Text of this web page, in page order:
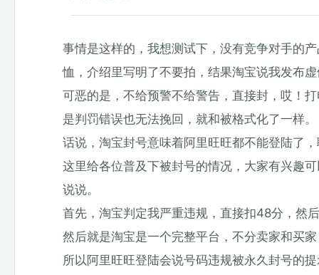
事情是这样的，我想测试下，没有竞争对手的
恤，介绍里写明了不要拍，结果淘宝说我发布
可恶的是，不给预警不给警告，直接封，哎！
是判罚错误也无法挽回，就和被格式化了一样。
话说，淘宝封号意味着阿里旺旺都不能登陆了
这里给各位普及下被封号的情况，大家有兴趣
说说。
首先，淘宝判定我严重违规，直接扣48分，然
然后就是淘宝是一个完整平台，不分卖家和买
所以阿里旺旺登陆会说号码违规被永久封号的